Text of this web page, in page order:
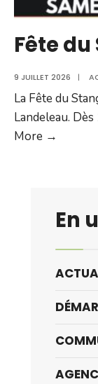
Fête du
9 JUILLET 2026 |
La Fête du
Landeleau.
More →
En